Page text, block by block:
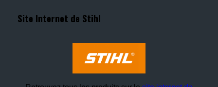
Site Internet de Stihl